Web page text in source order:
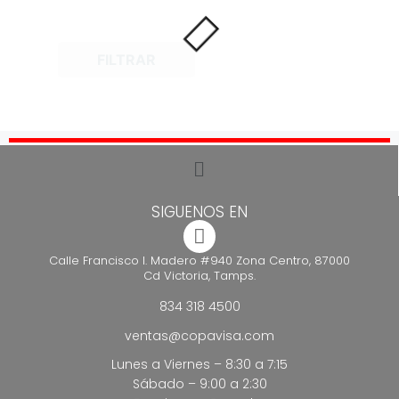
SIGUENOS EN
Calle Francisco I. Madero #940 Zona Centro, 87000
Cd Victoria, Tamps.
834 318 4500
ventas@copavisa.com
Lunes a Viernes – 8:30 a 7:15
Sábado – 9:00 a 2:30